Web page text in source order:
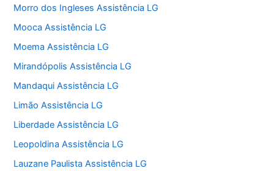
Morro dos Ingleses Assistência LG
Mooca Assistência LG
Moema Assistência LG
Mirandópolis Assistência LG
Mandaqui Assistência LG
Limão Assistência LG
Liberdade Assistência LG
Leopoldina Assistência LG
Lauzane Paulista Assistência LG